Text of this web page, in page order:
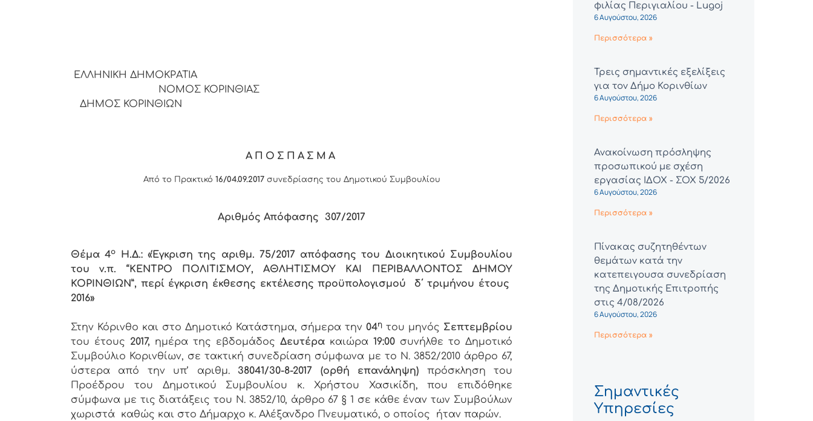
ΕΛΛΗΝΙΚΗ ΔΗΜΟΚΡΑΤΙΑ
ΝΟΜΟΣ ΚΟΡΙΝΘΙΑΣ
ΔΗΜΟΣ ΚΟΡΙΝΘΙΩΝ
ΑΠΟΣΠΑΣΜΑ
Από το Πρακτικό 16/04.09.2017συνεδρίασης του Δημοτικού Συμβουλίου
Αριθμός Απόφασης 307/2017
Θέμα 4ο
Η.Δ.: «Έγκριση της αριθμ. 75/2017 απόφασης του Διοικητικού Συμβουλίου
του ν.π. “ΚΕΝΤΡΟ ΠΟΛΙΤΙΣΜΟΥ, ΑΘΛΗΤΙΣΜΟΥ ΚΑΙ ΠΕΡΙΒΑΛΛΟΝΤΟΣ ΔΗΜΟΥ
ΚΟΡΙΝΘΙΩΝ”, περί έγκριση έκθεσης εκτέλεσης προϋπολογισμού δ΄ τριμήνου έτους
2016»
Στην Κόρινθο και στο Δημοτικό Κατάστημα, σήμερα την 04η του μηνός Σεπτεμβρίου
του έτους 2017, ημέρα της εβδομάδος Δευτέρα καιώρα 19:00 συνήλθε το Δημοτικό
Συμβούλιο Κορινθίων, σε τακτική συνεδρίαση σύμφωνα με το Ν. 3852/2010 άρθρο 67,
ύστερα από την υπ’ αριθμ. 38041/30-8-2017 (ορθή επανάληψη) πρόσκληση του
Προέδρου του Δημοτικού Συμβουλίου κ. Χρήστου Χασικίδη, που επιδόθηκε
σύμφωνα με τις διατάξεις του Ν. 3852/10, άρθρο 67 § 1 σε κάθε έναν των Συμβούλων
χωριστά καθώς και στο Δήμαρχο κ. Αλέξανδρο Πνευματικό, ο οποίος ήταν παρών.
φιλίας Περιγιαλίου - Lugoj
6 Αυγούστου, 2026
Περισσότερα »
Τρεις σημαντικές εξελίξεις
για τον Δήμο Κορινθίων
6 Αυγούστου, 2026
Περισσότερα »
Ανακοίνωση πρόσληψης
προσωπικού με σχέση
εργασίας ΙΔΟΧ - ΣΟΧ 5/2026
6 Αυγούστου, 2026
Περισσότερα »
Πίνακας συζητηθέντων
θεμάτων κατά την
κατεπειγουσα συνεδρίαση
της Δημοτικής Επιτροπής
στις 4/08/2026
6 Αυγούστου, 2026
Περισσότερα »
Σημαντικές
Υπηρεσίες